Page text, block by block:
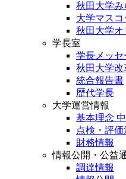
秋田大学み
大学マス
秋田大学
学長室
学長メッセ
秋田大学改
統合報告書
歴代学長
大学運営情報
基本理念
点検・評価
財務情報
情報公開・公益
調達情報